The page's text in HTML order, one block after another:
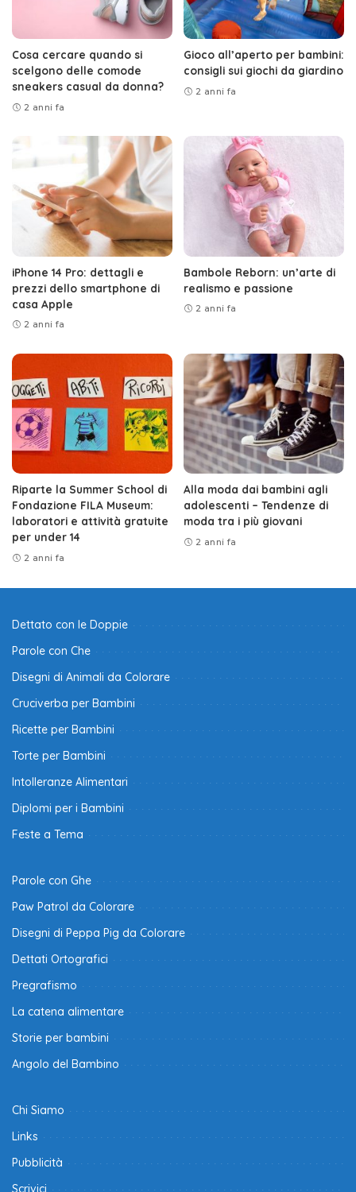
Cosa cercare quando si
scelgono delle comode
sneakers casual da donna?
2 anni fa
Gioco all’aperto per bambini:
consigli sui giochi da giardino
2 anni fa
iPhone 14 Pro: dettagli e
prezzi dello smartphone di
casa Apple
2 anni fa
Bambole Reborn: un’arte di
realismo e passione
2 anni fa
Riparte la Summer School di
Fondazione FILA Museum:
laboratori e attività gratuite
per under 14
2 anni fa
Alla moda dai bambini agli
adolescenti – Tendenze di
moda tra i più giovani
2 anni fa
Dettato con le Doppie
Parole con Che
Disegni di Animali da Colorare
Cruciverba per Bambini
Ricette per Bambini
Torte per Bambini
Intolleranze Alimentari
Diplomi per i Bambini
Feste a Tema
Parole con Ghe
Paw Patrol da Colorare
Disegni di Peppa Pig da Colorare
Dettati Ortografici
Pregrafismo
La catena alimentare
Storie per bambini
Angolo del Bambino
Chi Siamo
Links
Pubblicità